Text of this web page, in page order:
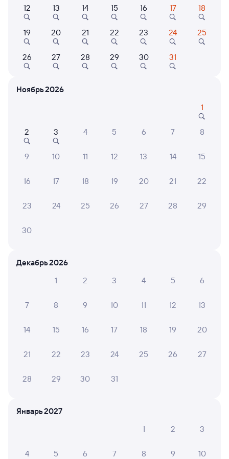
Выберите дату
Самый быстрый Фирменный
012А Проходящий Двухэтажный
в Мурманск
Дни следования ближайшие: 5, 6, 7 августа Маршрут
Купе
от 3 ⁠807 ⁠₽
Выберите дату
Отели в Кандалакше
Путешественникам нравятся эти варианты
6,9
Отель
3 ⁠864 ⁠₽
Отель
Отзывы пассажиров Туту о поездах
12 13 14 15 16 17 18
19 20 21 22 23 24 25
26 27 28 29 30 31
Ноябрь 2026
1
2 3 4 5 6 7 8
9 10 11 12 13 14 15
16 17 18 19 20 21 22
23 24 25 26 27 28 29
30
Декабрь 2026
1
2 3 4 5 6
7 8 9 10 11 12 13
14 15 16 17 18 19 20
21 22 23 24 25 26 27
28 29 30 31
Январь 2027
1
2 3
4 5 6 7 8 9 10